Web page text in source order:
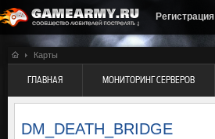
Регистрация
Карты
ГЛАВНАЯ МОНИТОРИНГ СЕРВЕРОВ
DM_DEATH_BRIDGE